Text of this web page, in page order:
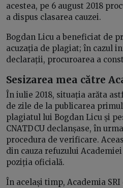
acestea, pe 6 august 2018
a dispus clasarea cauzei.
Bogdan Licu a beneficiat de
acuzația de plagiat; în cazul
declarații, procuroarea a
Sesizarea mea către
În iulie 2018, situația arăta
de zile de la publicarea
plagiatul lui Bogdan Licu și
CNATDCU declanșase, în
procedura de verificare.
din cauza refuzului
poziția oficială.
În același timp, Academia